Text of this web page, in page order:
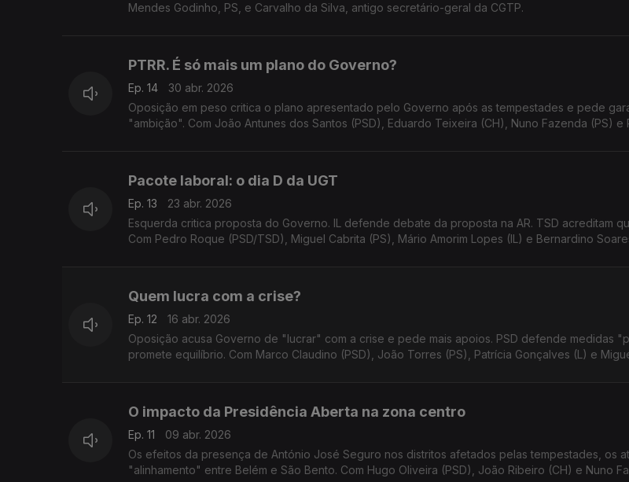
Mendes Godinho, PS, e Carvalho da Silva, antigo secretário-geral da CGTP.
PTRR. É só mais um plano do Governo?
Ep. 14
30 abr. 2026
Oposição em peso critica o plano apresentado pelo Governo após as tempestades e pede
"ambição". Com João Antunes dos Santos (PSD), Eduardo Teixeira (CH), Nuno Fazenda (PS) e
Pacote laboral: o dia D da UGT
Ep. 13
23 abr. 2026
Esquerda critica proposta do Governo. IL defende debate da proposta na AR. TSD acreditam
Com Pedro Roque (PSD/TSD), Miguel Cabrita (PS), Mário Amorim Lopes (IL) e Bernardino
Quem lucra com a crise?
Ep. 12
16 abr. 2026
Oposição acusa Governo de "lucrar" com a crise e pede mais apoios. PSD defende medidas
promete equilíbrio. Com Marco Claudino (PSD), João Torres (PS), Patrícia Gonçalves (L) e
O impacto da Presidência Aberta na zona centro
Ep. 11
09 abr. 2026
Os efeitos da presença de António José Seguro nos distritos afetados pelas tempestades, os
"alinhamento" entre Belém e São Bento. Com Hugo Oliveira (PSD), João Ribeiro (CH) e Nuno